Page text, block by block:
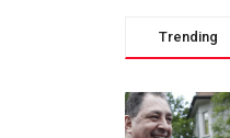
Trending